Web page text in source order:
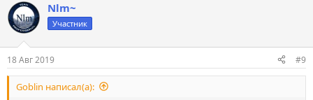
к
ц
и
Nlm~
Участник
18 Авг 2019 #9
Goblin написал(а):